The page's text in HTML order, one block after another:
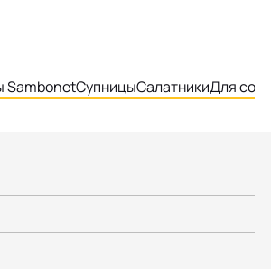
SambonetСупницыСалатникиДля